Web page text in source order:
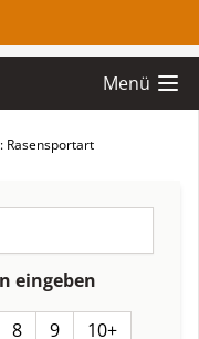
Menü
Rasensportart
eingeben
8 9 10+